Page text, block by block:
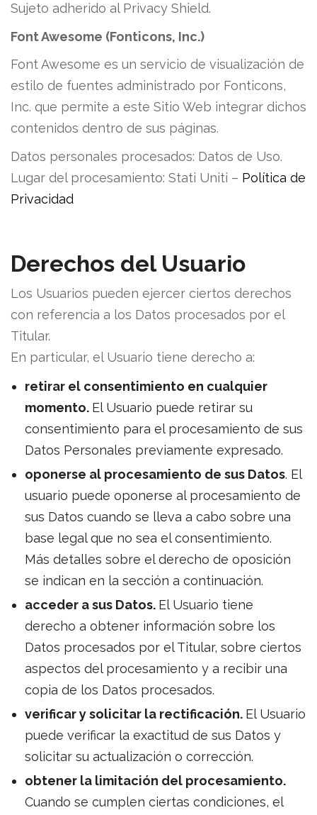
Sujeto adherido al Privacy Shield.
Font Awesome (Fonticons, Inc.)
Font Awesome es un servicio de visualización de
estilo de fuentes administrado por Fonticons,
Inc. que permite a este Sitio Web integrar dichos
contenidos dentro de sus páginas.
Datos personales procesados: Datos de Uso.
Lugar del procesamiento: Stati Uniti – Política de
Privacidad
Derechos del Usuario
Los Usuarios pueden ejercer ciertos derechos
con referencia a los Datos procesados por el
Titular.
En particular, el Usuario tiene derecho a:
retirar el consentimiento en cualquier
momento. El Usuario puede retirar su
consentimiento para el procesamiento de sus
Datos Personales previamente expresado.
oponerse al procesamiento de sus Datos. El
usuario puede oponerse al procesamiento de
sus Datos cuando se lleva a cabo sobre una
base legal que no sea el consentimiento.
Más detalles sobre el derecho de oposición
se indican en la sección a continuación.
acceder a sus Datos. El Usuario tiene
derecho a obtener información sobre los
Datos procesados por el Titular, sobre ciertos
aspectos del procesamiento y a recibir una
copia de los Datos procesados.
verificar y solicitar la rectificación. El Usuario
puede verificar la exactitud de sus Datos y
solicitar su actualización o corrección.
obtener la limitación del procesamiento.
Cuando se cumplen ciertas condiciones, el